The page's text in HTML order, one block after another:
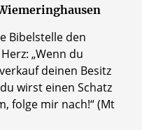
Bibelstelle den
„Wenn du
deinen Besitz
wirst einen Schatz
folge mir nach!“ (Mt